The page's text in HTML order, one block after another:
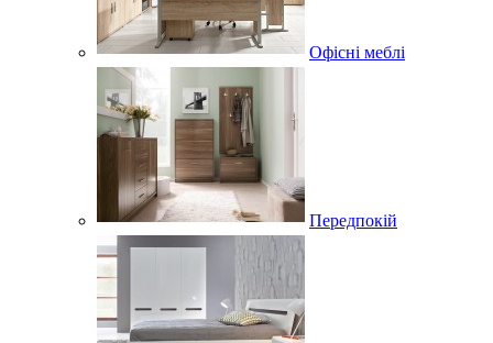
Офісні меблі
Передпокій